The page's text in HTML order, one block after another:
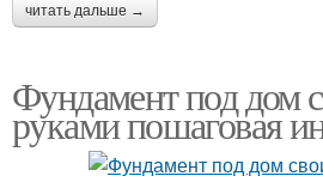
читать дальше →
Фундамент под дом
руками пошаговая